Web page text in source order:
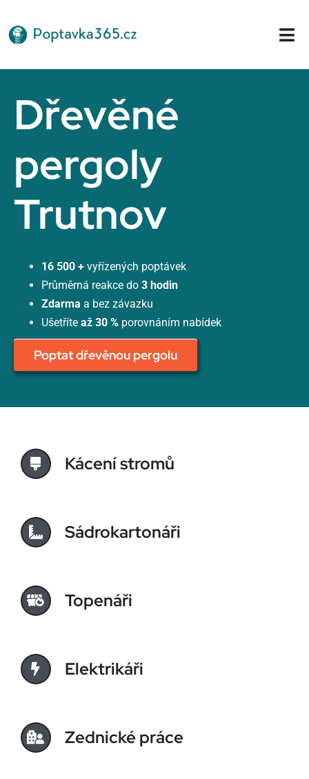
na
obsah
Dřevěné
pergoly
Trutnov
16 500 + vyřízených poptávek
Průměrná reakce do 3 hodin
Zdarma a bez závazku
Ušetříte až 30 %porovnáním nabídek
Poptat dřevěnou pergolu
Kácení stromů
Sádrokartonáři
Topenáři
Elektrikáři
Zednické práce